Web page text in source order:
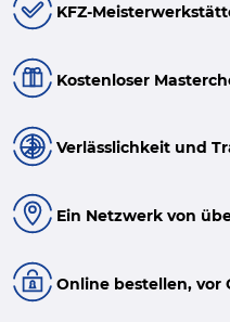
KFZ-
Kostenloser
Verlässlichkeit und
Ein Netzwerk von
Online bestellen, vor